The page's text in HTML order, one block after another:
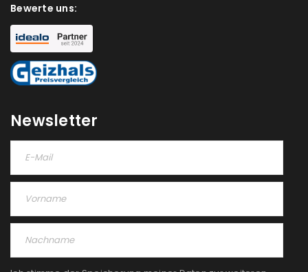
Ich stimme zu
Ja, ich möchte ein Kundenkonto eröffnen und
akzeptiere die
Bewerte uns:
Newsletter